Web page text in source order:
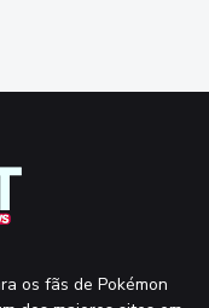
os fãs de Pokémon